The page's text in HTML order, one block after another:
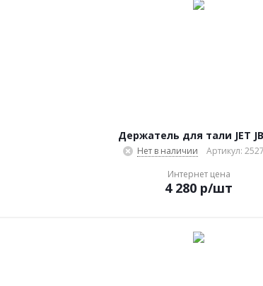
Держатель для тали JET
Нет в наличии
Артикул:
Интернет цена
4 280 р/шт